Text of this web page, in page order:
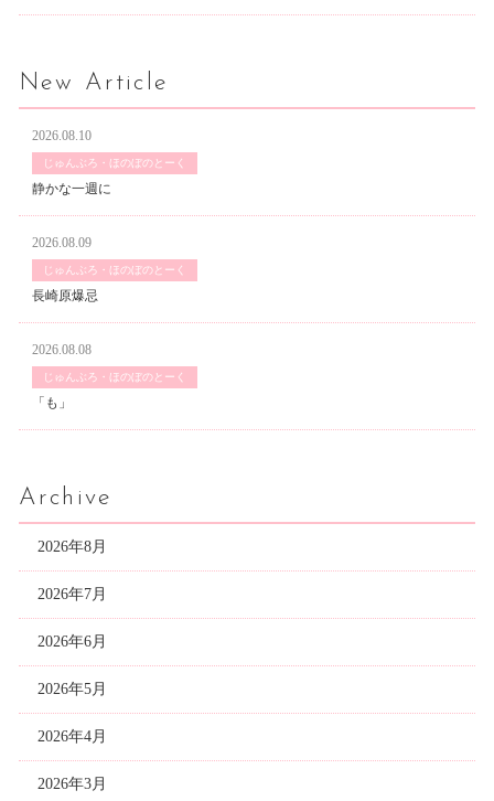
New Article
2026.08.10
じゅんぶろ・ほのぼのとーく
静かな一週に
2026.08.09
じゅんぶろ・ほのぼのとーく
長崎原爆忌
2026.08.08
じゅんぶろ・ほのぼのとーく
「も」
Archive
2026年8月
2026年7月
2026年6月
2026年5月
2026年4月
2026年3月